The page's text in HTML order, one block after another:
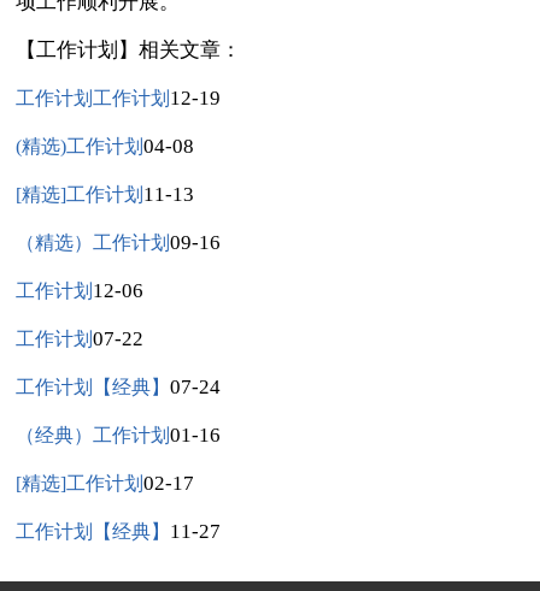
【工作计划】相关文章：
工作计划工作计划 12-19
(精选)工作计划04-08
[精选]工作计划 11-13
（精选）工作计划09-16
工作计划 12-06
工作计划07-22
工作计划【经典】07-24
（经典）工作计划01-16
[精选]工作计划02-17
工作计划【经典】 11-27